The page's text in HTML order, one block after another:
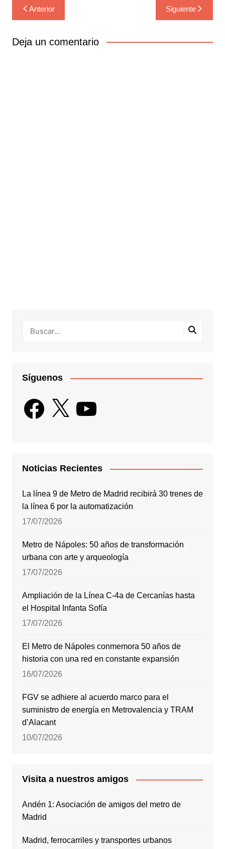
Navegación
de
entradas
Anterior Siguiente
Deja un comentario
Síguenos
Facebook
X YouTube
Noticias Recientes
La línea 9 de Metro de Madrid recibirá 30 trenes de
la línea 6 por la automatización
17/07/2026
Metro de Nápoles: 50 años de transformación
urbana con arte y arqueología
17/07/2026
Ampliación de la Línea C-4a de Cercanías hasta
el Hospital Infanta Sofía
17/07/2026
El Metro de Nápoles conmemora 50 años de
historia con una red en constante expansión
16/07/2026
FGV se adhiere al acuerdo marco para el
suministro de energía en Metrovalencia y TRAM
d’Alacant
10/07/2026
Visita a nuestros amigos
Andén 1: Asociación de amigos del metro de
Madrid
Madrid, ferrocarriles y transportes urbanos